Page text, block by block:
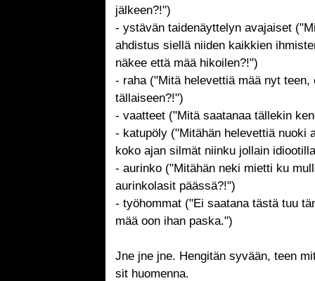
jälkeen?!")
- ystävän taidenäyttelyn avajaiset
ahdistus siellä niiden kaikkien
näkee että mää hikoilen?!")
- raha ("Mitä helevettiä mää nyt teen,
tällaiseen?!")
- vaatteet ("Mitä saatanaa tällekin
- katupöly ("Mitähän helevettiä nuoki
koko ajan silmät niinku jollain
- aurinko ("Mitähän neki mietti ku
aurinkolasit päässä?!")
- työhommat ("Ei saatana tästä tuu
mää oon ihan paska.")
Jne jne jne. Hengitän syvään, teen
sit huomenna.